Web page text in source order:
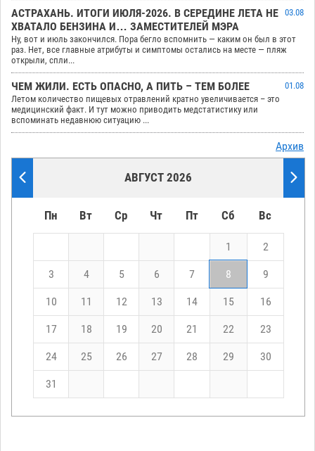
АСТРАХАНЬ. ИТОГИ ИЮЛЯ-2026. В СЕРЕДИНЕ ЛЕТА НЕ
ХВАТАЛО БЕНЗИНА И… ЗАМЕСТИТЕЛЕЙ МЭРА
03.08
Ну, вот и июль закончился. Пора бегло вспомнить — каким он был в этот
раз. Нет, все главные атрибуты и симптомы остались на месте — пляж
открыли, спли...
ЧЕМ ЖИЛИ. ЕСТЬ ОПАСНО, А ПИТЬ – ТЕМ БОЛЕЕ
01.08
Летом количество пищевых отравлений кратно увеличивается – это
медицинский факт. И тут можно приводить медстатистику или
вспоминать недавнюю ситуацию ...
Архив
АВГУСТ 2026
Пн Вт Ср Чт Пт Сб Вс
1 2
3 4 5 6 7 8 9
10 11 12 13 14 15 16
17 18 19 20 21 22 23
24 25 26 27 28 29 30
31